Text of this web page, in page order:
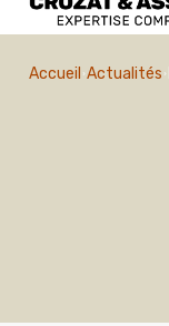
Accueil Actualités